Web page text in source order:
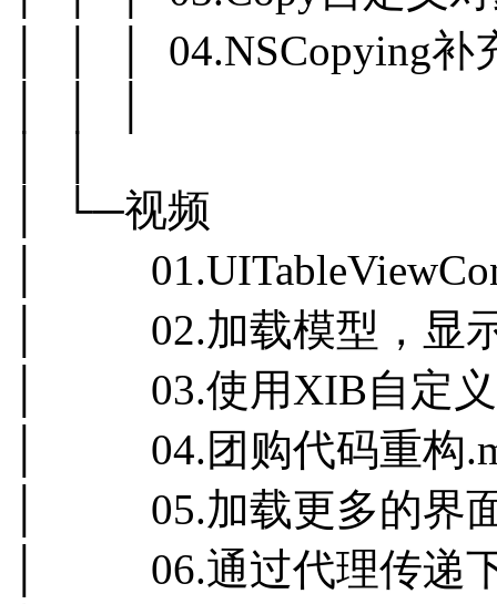
│ │ │ 04.NSCopying补
│ └─视频
│
│ 02.加载模型，显示
│ 03.使用XIB自定义
│ 04.团购代码重构
│ 05.加载更多的界面
│ 06.通过代理传递下